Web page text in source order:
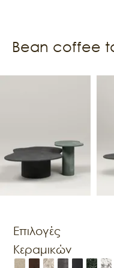
Bean coffee
Επιλογές
Κεραμικών